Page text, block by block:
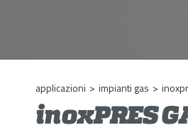
applicazioni > impianti gas >
inoxPRES